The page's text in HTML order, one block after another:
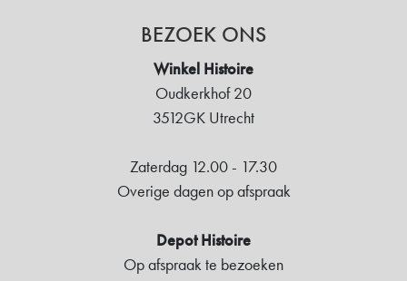
BEZOEK ONS
Winkel Histoire
Oudkerkhof 20
3512GK Utrecht
Zaterdag 12.00 - 17.30
Overige dagen op afspraak
Depot Histoire
Op afspraak te bezoeken